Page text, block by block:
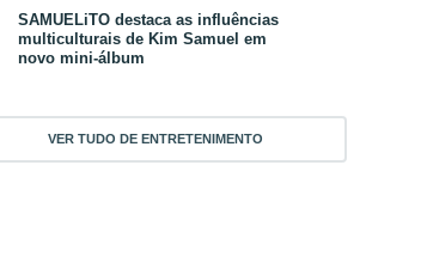
SAMUELiTO destaca as influências
multiculturais de Kim Samuel em
novo mini-álbum
VER TUDO DE ENTRETENIMENTO